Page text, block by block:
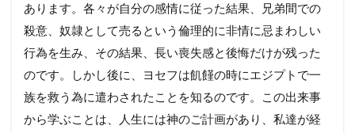
あります。各々が自分の感情に従った結果、兄弟間での
殺意、奴隷として売るという倫理的に非情に忌まわしい
行為を生み、その結果、長い喪失感と後悔だけが残った
のです。しかし後に、ヨセフは飢饉の時にエジプトで一
族を救う為に遣わされたことを知るのです。この出来事
から学ぶことは、人生には神のご計画があり、私達が経